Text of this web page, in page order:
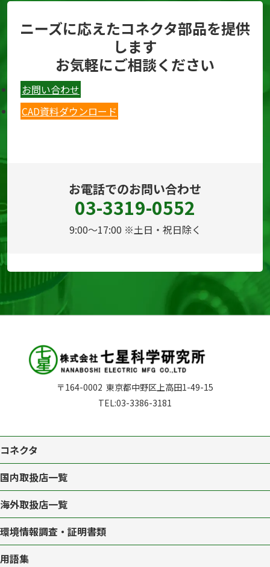
ニーズに応えたコネクタ部品を提供
します
お気軽にご相談ください
お問い合わせ
CAD資料ダウンロード
お電話でのお問い合わせ
03-3319-0552
9:00～17:00 ※土日・祝日除く
〒164-0002 東京都中野区上高田1-49-15
TEL:03-3386-3181
コネクタ
国内取扱店一覧
海外取扱店一覧
環境情報調査・証明書類
用語集